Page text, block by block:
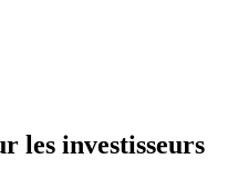
les investisseurs